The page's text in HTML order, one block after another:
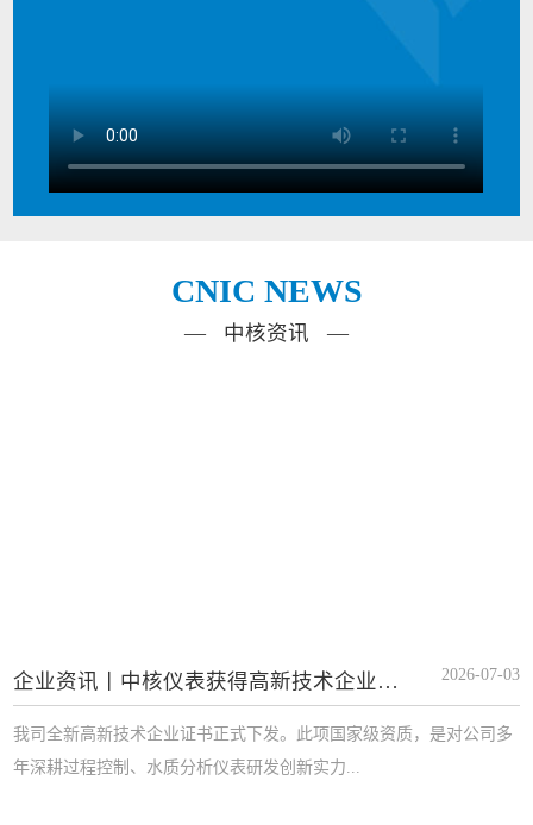
CNIC NEWS
— 中核资讯 —
企业资讯丨中核仪表获得高新技术企业证书 2026-07-03
我司全新高新技术企业证书正式下发。此项国家级资质，是对公司多
年深耕过程控制、水质分析仪表研发创新实力...